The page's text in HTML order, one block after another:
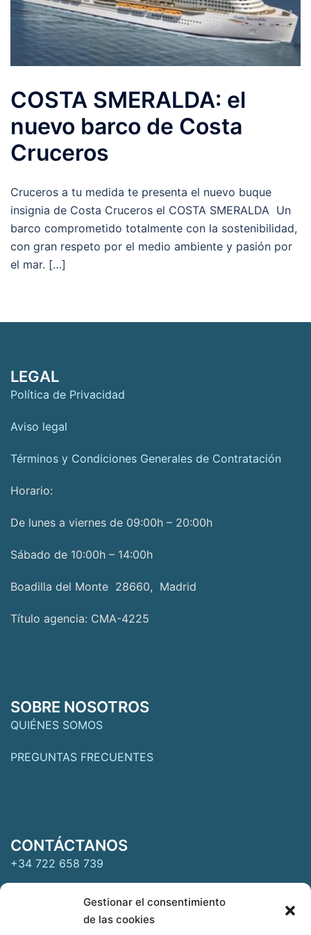
Gestionar el consentimiento
de las cookies
COSTA SMERALDA: el
nuevo barco de Costa
Cruceros
Cruceros a tu medida te presenta el nuevo buque
insignia de Costa Cruceros el COSTA SMERALDA Un
barco comprometido totalmente con la sostenibilidad,
con gran respeto por el medio ambiente y pasión por
el mar. […]
LEGAL
Política de Privacidad
Aviso legal
Términos y Condiciones Generales de Contratación
Horario:
De lunes a viernes de 09:00h – 20:00h
Sábado de 10:00h – 14:00h
Boadilla del Monte 28660, Madrid
Título agencia: CMA-4225
SOBRE NOSOTROS
QUIÉNES SOMOS
PREGUNTAS FRECUENTES
CONTÁCTANOS
+34 722 658 739
clientes@crucerosatumedida.com